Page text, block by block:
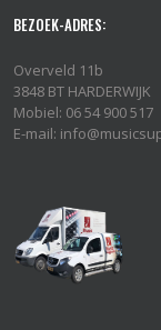
BEZOEK-ADRES:
Overveld 11b
3848 BT HARDERWIJK
Mobiel: 06 54 900 517
E-mail: